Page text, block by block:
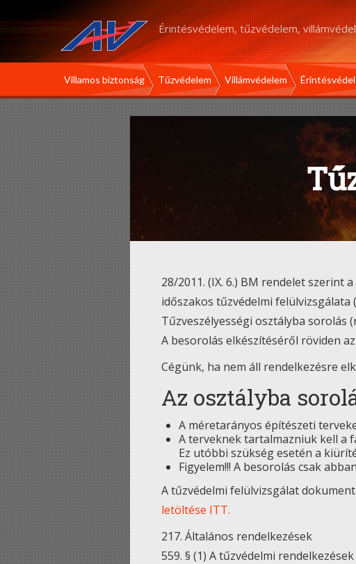
Érintésvédelem, tűzvédelem,
Villamos biztonság Tűzvédelem Villámvédelem
28/2011. (IX. 6.) BM rendelet szerint
időszakos tűzvédelmi felülvizsgálata
Tűzveszélyességi osztályba sorolás
A besorolás elkészítéséről röviden
Cégünk, ha nem áll rendelkezésre
Az osztályba
A méretarányos építészeti
A terveknek tartalmazniuk kell a
Ez utóbbi szükség esetén a
Figyelem!!! A besorolás csak
A tűzvédelmi felülvizsgálat
letöltése ITT.
217. Általános rendelkezések
559. § (1) A tűzvédelmi